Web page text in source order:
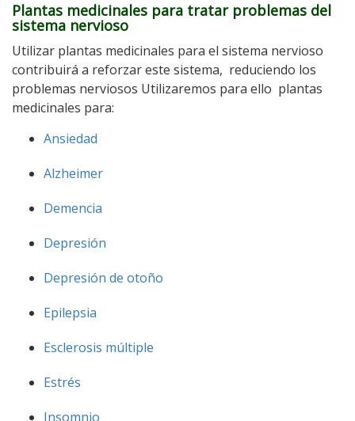
Plantas medicinales para tratar problemas del
sistema nervioso
Utilizar plantas medicinales para el sistema nervioso
contribuirá a reforzar este sistema, reduciendo los
problemas nerviosos Utilizaremos para ello plantas
medicinales para:
Ansiedad
Alzheimer
Demencia
Depresión
Depresión de otoño
Epilepsia
Esclerosis múltiple
Estrés
Insomnio